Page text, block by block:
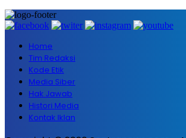
Home
Tim Redaksi
Kode Etik
Media Siber
Hak Jawab
Histori Media
Kontak Iklan